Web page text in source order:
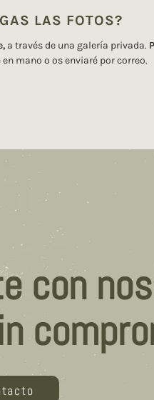
LAS FOTOS?
a través de una galería privada.
en mano o os enviaré por correo.
con